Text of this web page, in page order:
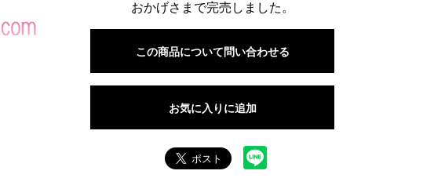
おかげさまで完売しました。
この商品について問い合わせる
お気に入りに追加